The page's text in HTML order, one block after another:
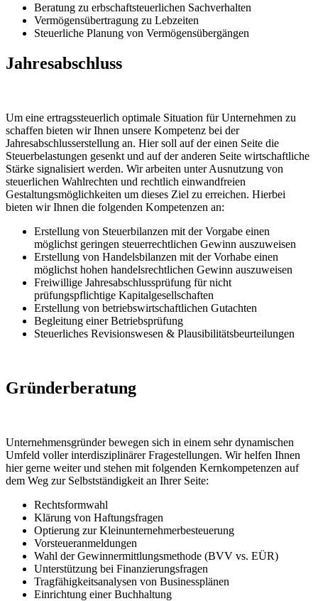
Beratung zu erbschaftsteuerlichen Sachverhalten
Vermögensübertragung zu Lebzeiten
Steuerliche Planung von Vermögensübergängen
Jahresabschluss
Um eine ertragssteuerlich optimale Situation für Unternehmen zu
schaffen bieten wir Ihnen unsere Kompetenz bei der
Jahresabschlusserstellung an. Hier soll auf der einen Seite die
Steuerbelastungen gesenkt und auf der anderen Seite wirtschaftliche
Stärke signalisiert werden. Wir arbeiten unter Ausnutzung von
steuerlichen Wahlrechten und rechtlich einwandfreien
Gestaltungsmöglichkeiten um dieses Ziel zu erreichen. Hierbei
bieten wir Ihnen die folgenden Kompetenzen an:
Erstellung von Steuerbilanzen mit der Vorgabe einen
möglichst geringen steuerrechtlichen Gewinn auszuweisen
Erstellung von Handelsbilanzen mit der Vorhabe einen
möglichst hohen handelsrechtlichen Gewinn auszuweisen
Freiwillige Jahresabschlussprüfung für nicht
prüfungspflichtige Kapitalgesellschaften
Erstellung von betriebswirtschaftlichen Gutachten
Begleitung einer Betriebsprüfung
Steuerliches Revisionswesen & Plausibilitätsbeurteilungen
Gründerberatung
Unternehmensgründer bewegen sich in einem sehr dynamischen
Umfeld voller interdisziplinärer Fragestellungen. Wir helfen Ihnen
hier gerne weiter und stehen mit folgenden Kernkompetenzen auf
dem Weg zur Selbstständigkeit an Ihrer Seite:
Rechtsformwahl
Klärung von Haftungsfragen
Optierung zur Kleinunternehmerbesteuerung
Vorsteueranmeldungen
Wahl der Gewinnermittlungsmethode (BVV vs. EÜR)
Unterstützung bei Finanzierungsfragen
Tragfähigkeitsanalysen von Businessplänen
Einrichtung einer Buchhaltung